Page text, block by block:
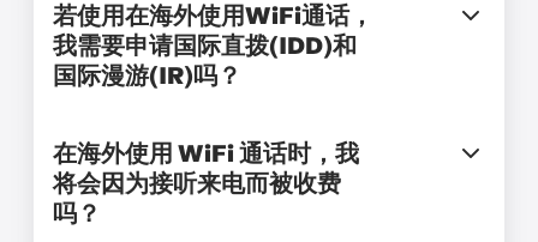
若使用在海外使用WiFi通话，
我需要申请国际直拨(IDD)和
国际漫游(IR)吗？
在海外使用 WiFi 通话时，我
将会因为接听来电而被收费
吗？